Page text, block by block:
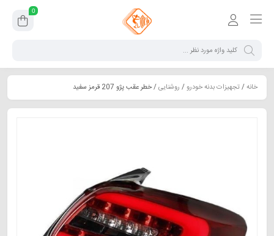
0
خانه/تجهیزات بدنه خودرو/ روشنایی/ خطر عقب پژو 207 قرمز سفید